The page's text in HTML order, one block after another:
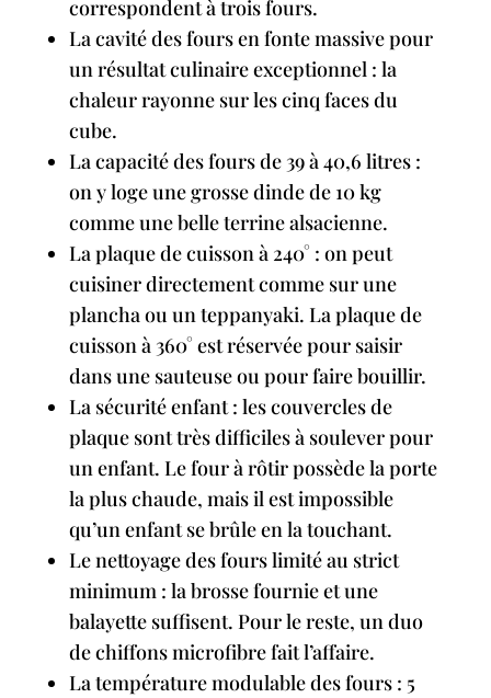
correspondent à trois fours.
La cavité des fours en fonte massive pour
un résultat culinaire exceptionnel : la
chaleur rayonne sur les cinq faces du
cube.
La capacité des fours de 39 à 40,6 litres :
on y loge une grosse dinde de 10 kg
comme une belle terrine alsacienne.
La plaque de cuisson à 240° : on peut
cuisiner directement comme sur une
plancha ou un teppanyaki. La plaque de
cuisson à 360° est réservée pour saisir
dans une sauteuse ou pour faire bouillir.
La sécurité enfant : les couvercles de
plaque sont très difficiles à soulever pour
un enfant. Le four à rôtir possède la porte
la plus chaude, mais il est impossible
qu’un enfant se brûle en la touchant.
Le nettoyage des fours limité au strict
minimum : la brosse fournie et une
balayette suffisent. Pour le reste, un duo
de chiffons microfibre fait l’affaire.
La température modulable des fours : 5